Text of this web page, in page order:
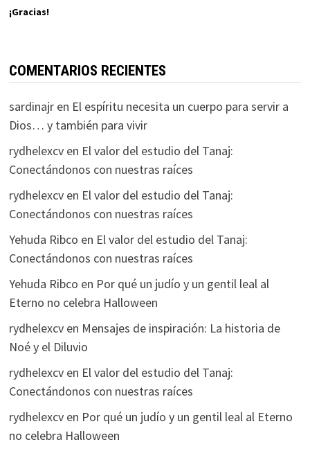
¡Gracias!
COMENTARIOS RECIENTES
sardinajren El espíritu necesita un cuerpo para servir a
Dios… y también para vivir
rydhelexcven El valor del estudio del Tanaj:
Conectándonos con nuestras raíces
rydhelexcven El valor del estudio del Tanaj:
Conectándonos con nuestras raíces
Yehuda Ribco en El valor del estudio del Tanaj:
Conectándonos con nuestras raíces
Yehuda Ribco en Por qué un judío y un gentil leal al
Eterno no celebra Halloween
rydhelexcven Mensajes de inspiración: La historia de
Noé y el Diluvio
rydhelexcven El valor del estudio del Tanaj:
Conectándonos con nuestras raíces
rydhelexcven Por qué un judío y un gentil leal al Eterno
no celebra Halloween